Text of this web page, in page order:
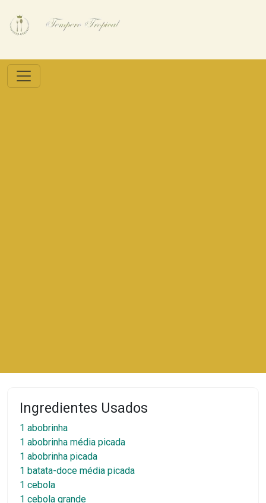
Ingredientes Usados
1 abobrinha
1 abobrinha média picada
1 abobrinha picada
1 batata-doce média picada
1 cebola
1 cebola grande